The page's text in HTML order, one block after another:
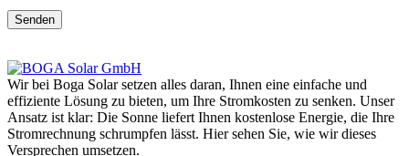
Senden
Wir bei Boga Solar setzen alles daran, Ihnen eine einfache und
effiziente Lösung zu bieten, um Ihre Stromkosten zu senken. Unser
Ansatz ist klar: Die Sonne liefert Ihnen kostenlose Energie, die Ihre
Stromrechnung schrumpfen lässt. Hier sehen Sie, wie wir dieses
Versprechen umsetzen.